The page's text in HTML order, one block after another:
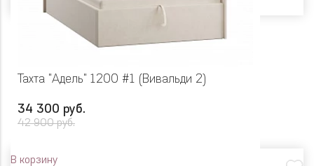
Тахта "Адель" 1200 #1 (Вивальди 2)
34 300 руб.
42 900 руб.
В корзину